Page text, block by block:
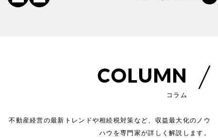
COLUMN
コ ラ ム
不動産経営の最新トレンドや相続税対策など、 収益最大化のノウ
ハウを専門家が詳しく解説します。